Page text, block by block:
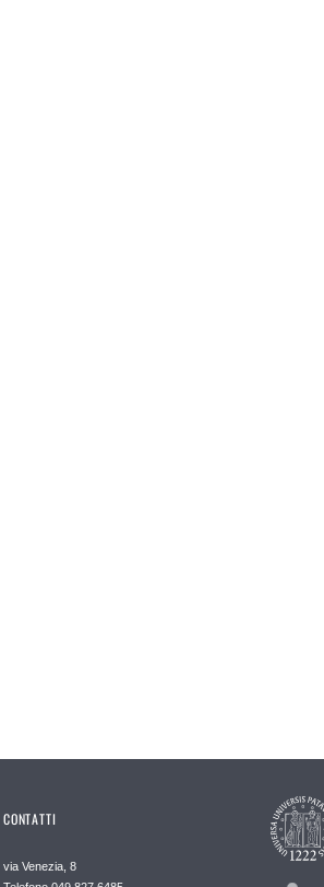
CONTATTI
via Venezia, 8